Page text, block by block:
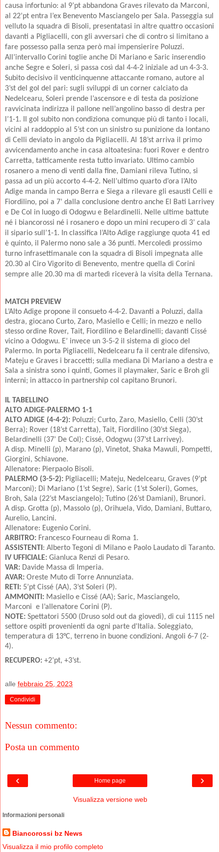
causa infortunio: al 9’pt abbandona Graves rilevato da Marconi,
al 22’pt entra l’ex Benevento Masciangelo per Sala. Passeggia sul
velluto la squadra di Bisoli, presentatasi in altre quattro occasioni
davanti a Pigliacelli, con gli avversari che di contro si limitano a
fare possesso palla senza però mai impensierire Poluzzi.
All’intervallo Corini toglie anche Di Mariano e Saric inserendio
anche Segre e Soleri, si passa così dal 4-4-2 iniziale ad un 4-3-3.
Subito decisivo il venticinquenne attaccante romano, autore al
3’st del gol del pari: sugli sviluppi di un corner calciato da
Nedelcearu, Soleri prende l’ascensore e di testa da posizione
ravvicinata indirizza il pallone nell’angolino basso di destra per
l’1-1. Il gol subito non condiziona comunque più di tanto i locali,
vicini al raddoppio al 5’st con un sinistro su punizione da lontano
di Celli deviato in angolo da Pigliacelli. Al 18’st arriva il primo
avvicendamento anche in casa altoatesina: fuori Rover e dentro
Carretta, tatticamente resta tutto invariato. Ultimo cambio
rosanero a meno di venti dalla fine, Damiani rileva Tutino, si
passa ad un più accorto 4-4-2. Nell’ultimo quarto d’ora l’Alto
Adige manda in campo Berra e Siega a rilevare gli esausti Celli e
Fiordilino, poi a 7’ dalla conclusione dentro anche El Bati Larrivey
e De Col in luogo di Odogwu e Belardinelli. Nelle ultime battute
né i biancorossi né i rosanero e dopo un mini recupero di 3’ cala
il sipario sull’1-1. In classifica l’Alto Adige raggiunge quota 41 ed
è quinto, il Palermo nono sale a 36 punti. Mercoledì prossimo
turno infrasettimanale con la squadra di Bisoli impegnata alle
20.30 al Ciro Vigorito di Benevento, mentre quella di Corini
sempre alle 20.30 ma di martedì riceverà la visita della Ternana.
MATCH PREVIEW
L’Alto Adige propone il consueto 4-4-2. Davanti a Poluzzi, dalla
destra, giocano Curto, Zaro, Masiello e Celli; in mezzo e nello
stesso ordine Rover, Tait, Fiordilino e Belardinelli; davanti Cissé
vicino a Odogwu. E’ invece un 3-5-2 il sistema di gioco del
Palermo. In porta Pigliacelli, Nedelcearu fa il centrale difensivo,
Mateju e Graves i braccetti; sulla mediana Di Mariano a destra e
Sala a sinistra sono i quinti, Gomes il playmaker, Saric e Broh gli
interni; in attacco in partnership col capitano Brunori.
IL TABELLINO
ALTO ADIGE-PALERMO 1-1
ALTO ADIGE (4-4-2): Poluzzi; Curto, Zaro, Masiello, Celli (30’st
Berra); Rover (18’st Carretta), Tait, Fiordilino (30’st Siega),
Belardinelli (37’ De Col); Cissé, Odogwu (37’st Larrivey).
A disp. Minelli (p), Marano (p), Vinetot, Shaka Mawuli, Pompetti,
Giorgini, Schiavone.
Allenatore: Pierpaolo Bisoli.
PALERMO (3-5-2): Pigliacelli; Mateju, Nedelcearu, Graves (9’pt
Marconi); Di Mariano (1’st Segre), Saric (1’st Soleri), Gomes,
Broh, Sala (22’st Masciangelo); Tutino (26’st Damiani), Brunori.
A disp. Grotta (p), Massolo (p), Orihuela, Vido, Damiani, Buttaro,
Aurelio, Lancini.
Allenatore: Eugenio Corini.
ARBITRO: Francesco Fourneau di Roma 1.
ASSISTENTI : Alberto Tegoni di Milano e Paolo Laudato di Taranto.
IV UFFICIALE: Gianluca Renzi di Pesaro.
VAR: Davide Massa di Imperia.
AVAR: Oreste Muto di Torre Annunziata.
RETI: 5’pt Cissé (AA), 3’st Soleri (P).
AMMONITI: Masiello e Cissé (AA); Saric, Masciangelo,
Marconi e l’allenatore Corini (P).
NOTE: Spettatori 5500 (Druso sold out da giovedi), di cui 1115 nel
settore ospiti provenienti da ogni parte d’Italia. Soleggiato,
temperatura di 13°C, terreno in buone condizioni. Angoli 6-7 (2-
4).
RECUPERO: +2’pt, +3’st.
alle febbraio 25, 2023
Condividi
Nessun commento:
Posta un commento
‹ ›
Home page
Visualizza versione web
Informazioni personali
Biancorossi bz News
Visualizza il mio profilo completo